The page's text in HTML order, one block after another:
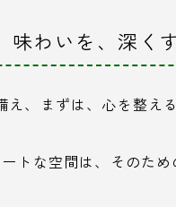
味わいを、深く
、まずは、心を整える
トな空間は、そのため